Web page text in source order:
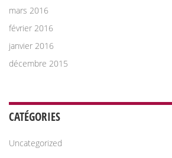
mars 2016
février 2016
janvier 2016
décembre 2015
CATÉGORIES
Uncategorized